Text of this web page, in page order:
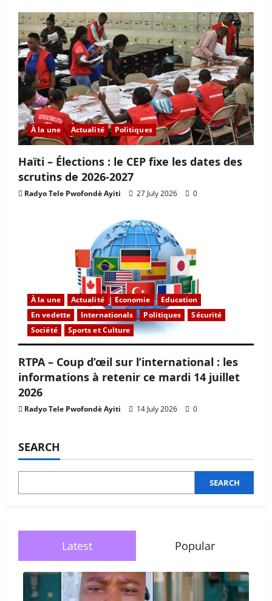
À la une Actualité Politiques
Haïti – Élections : le CEP fixe les dates des
scrutins de 2026-2027
Radyo Tele Pwofondè Ayiti 27 July 2026 0
À la une Actualité Economie
Education
En vedette
Internationals Politiques
Sécurité
Société
Sports et Culture
RTPA – Coup d’œil sur l’international : les
informations à retenir ce mardi 14 juillet
2026
Radyo Tele Pwofondè Ayiti 14 July 2026 0
SEARCH
SEARCH
Latest Popular